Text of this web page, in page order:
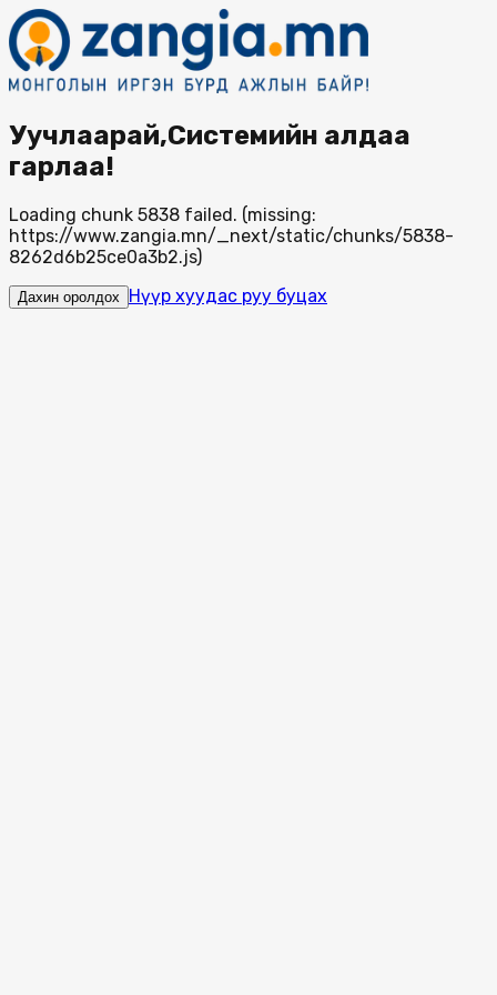
Уучлаарай,Системийн алдаа
гарлаа!
Loading chunk 5838 failed. (missing:
https://www.zangia.mn/_next/static/chunks/5838-
8262d6b25ce0a3b2.js)
Дахин оролдох Нүүр хуудас руу буцах